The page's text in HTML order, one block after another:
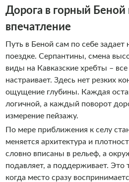
Дорога в горный Беной
впечатление
Путь в Беной сам по себе задает
поездке. Серпантины, смена
виды на Кавказские хребты – все
настраивает. Здесь нет резких
ощущение глубины. Каждая
логичной, а каждый поворот
измерение пейзажу.
По мере приближения к селу
меняется архитектура и
словно вписаны в рельеф, а
подавляет, а поддерживает. Это
когда место сразу